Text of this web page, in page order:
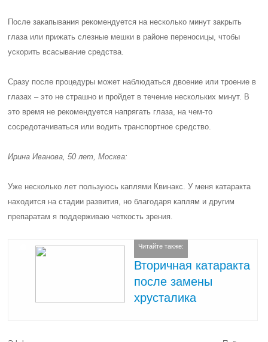
После закапывания рекомендуется на несколько минут закрыть
глаза или прижать слезные мешки в районе переносицы, чтобы
ускорить всасывание средства.
Сразу после процедуры может наблюдаться двоение или троение в
глазах – это не страшно и пройдет в течение нескольких минут. В
это время не рекомендуется напрягать глаза, на чем-то
сосредотачиваться или водить транспортное средство.
Ирина Иванова, 50 лет, Москва:
Уже несколько лет пользуюсь каплями Квинакс. У меня катаракта
находится на стадии развития, но благодаря каплям и другим
препаратам я поддерживаю четкость зрения.
Читайте также:
Вторичная катаракта
после замены
хрусталика